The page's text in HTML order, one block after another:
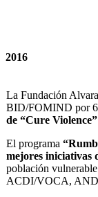
2016
La Fundación
BID/FOMIND por
de “Cure
El programa
mejores iniciativas
población
ACDI/VOCA,